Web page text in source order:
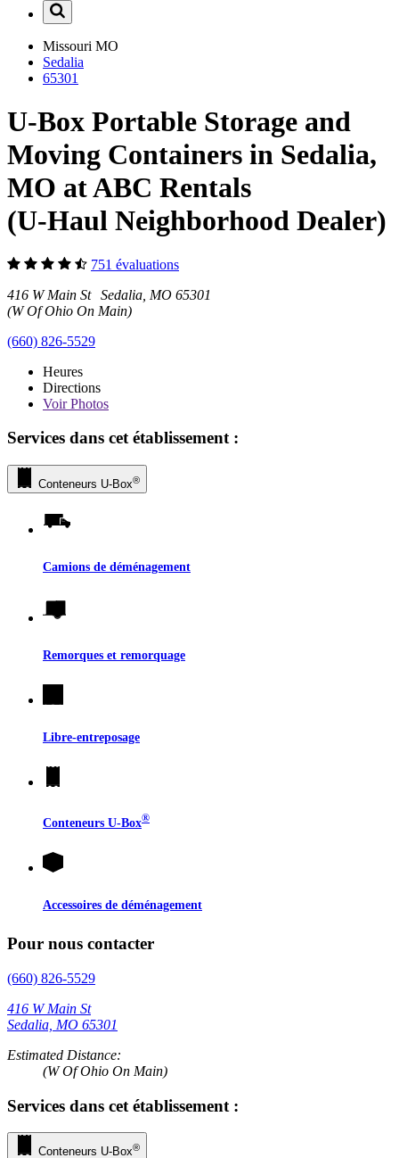
Missouri MO
Sedalia
65301
U-Box Portable Storage and
Moving Containers in Sedalia,
MO at ABC Rentals
(U-Haul Neighborhood Dealer)
751 évaluations
416 W Main St Sedalia, MO 65301
(W Of Ohio On Main)
(660) 826-5529
Heures
Directions
VoirPhotos
Services dans cet établissement :
Conteneurs U-Box®
Camions de déménagement
Remorques et remorquage
Libre-entreposage
Conteneurs U-Box®
Accessoires de déménagement
Pour nous contacter
(660) 826-5529
416 W Main St
Sedalia, MO 65301
Estimated Distance:
(W Of Ohio On Main)
Services dans cet établissement :
Conteneurs U-Box®